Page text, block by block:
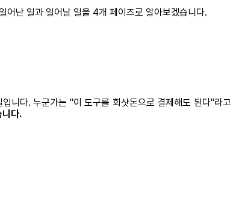
어난 일과 일어날 일을 4개 페이즈로 알아보겠습니다.
니다. 누군가는 "이 도구를 회삿돈으로 결제해도 된다"라고
니다.